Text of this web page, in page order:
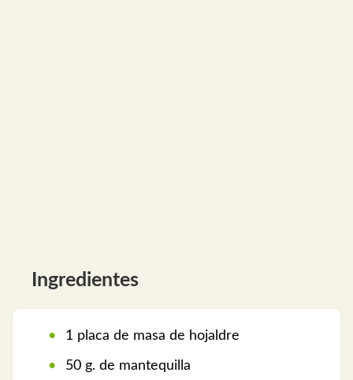
Ingredientes
1 placa de masa de hojaldre
50 g. de mantequilla